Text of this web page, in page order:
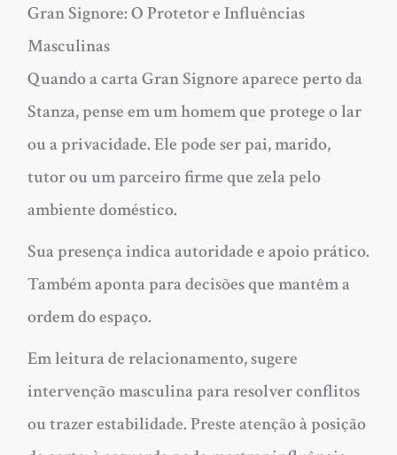
Gran Signore: O Protetor e Influências
Masculinas
Quando a carta Gran Signore aparece perto da
Stanza, pense em um homem que protege o lar
ou a privacidade. Ele pode ser pai, marido,
tutor ou um parceiro firme que zela pelo
ambiente doméstico.
Sua presença indica autoridade e apoio prático.
Também aponta para decisões que mantêm a
ordem do espaço.
Em leitura de relacionamento, sugere
intervenção masculina para resolver conflitos
ou trazer estabilidade. Preste atenção à posição